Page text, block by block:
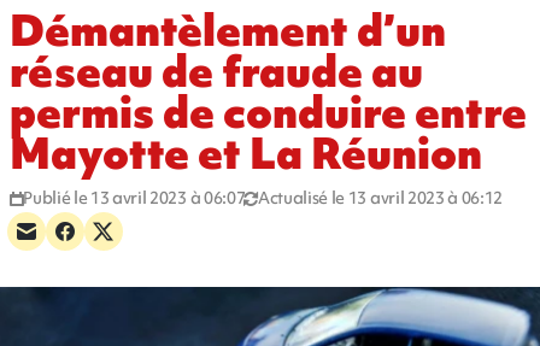
Démantèlement d’un
réseau de fraude au
permis de conduire entre
Mayotte et La Réunion
Publié le 13 avril 2023 à 06:07 Actualisé le 13 avril 2023 à 06:12